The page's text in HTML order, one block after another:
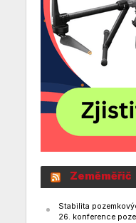
Zeměměřič
Stabilita
26. konference